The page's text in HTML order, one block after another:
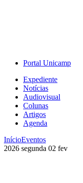
Portal Unicamp
Expediente
Notícias
Audiovisual
Colunas
Artigos
Agenda
InícioEventos
2026 segunda 02 fev